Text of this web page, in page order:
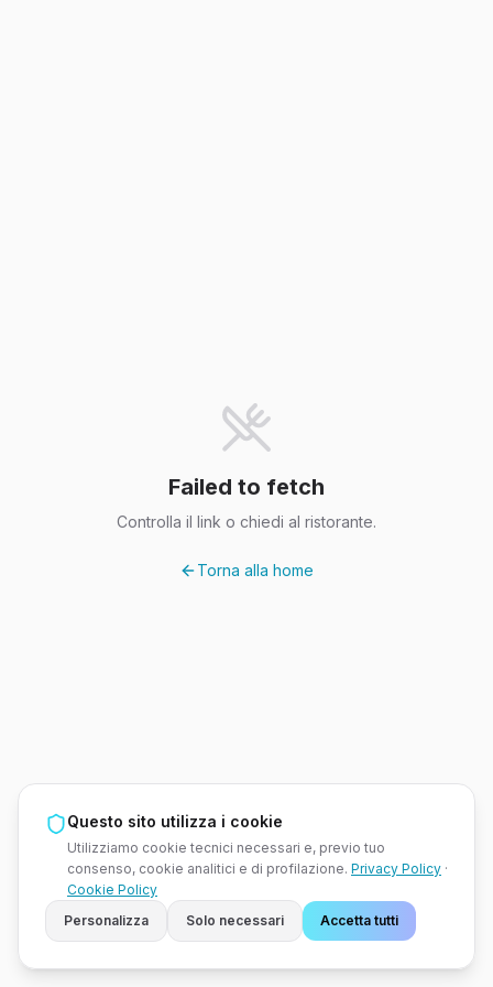
Failed to fetch
Controlla il link o chiedi al ristorante.
Torna alla home
Questo sito utilizza i cookie
Utilizziamo cookie tecnici necessari e, previo tuo
consenso, cookie analitici e di profilazione. Privacy Policy ·
Cookie Policy
Personalizza
Solo necessari Accetta tutti